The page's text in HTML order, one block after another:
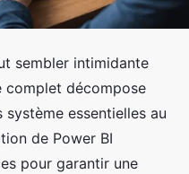
sembler intimidante
complet décompose
essentielles au
de Power BI
pour garantir une